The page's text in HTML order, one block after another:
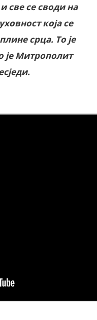
све се своди на
која се
срца. То је
је Митрополит